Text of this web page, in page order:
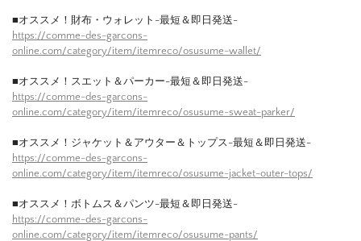
■オススメ！財布・ウォレット-最短＆即日発送-
https://comme-des-garcons-
online.com/category/item/itemreco/osusume-wallet/
■オススメ！スエット＆パーカー-最短＆即日発送-
https://comme-des-garcons-
online.com/category/item/itemreco/osusume-sweat-parker/
■オススメ！ジャケット＆アウター＆トップス-最短＆即日発送-
https://comme-des-garcons-
online.com/category/item/itemreco/osusume-jacket-outer-tops/
■オススメ！ボトムス＆パンツ-最短＆即日発送-
https://comme-des-garcons-
online.com/category/item/itemreco/osusume-pants/